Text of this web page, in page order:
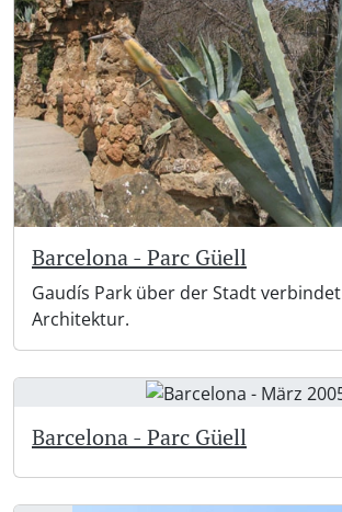
Barcelona - Parc Güell
Gaudís Park über der Stadt
Architektur.
Barcelona - Parc Güell